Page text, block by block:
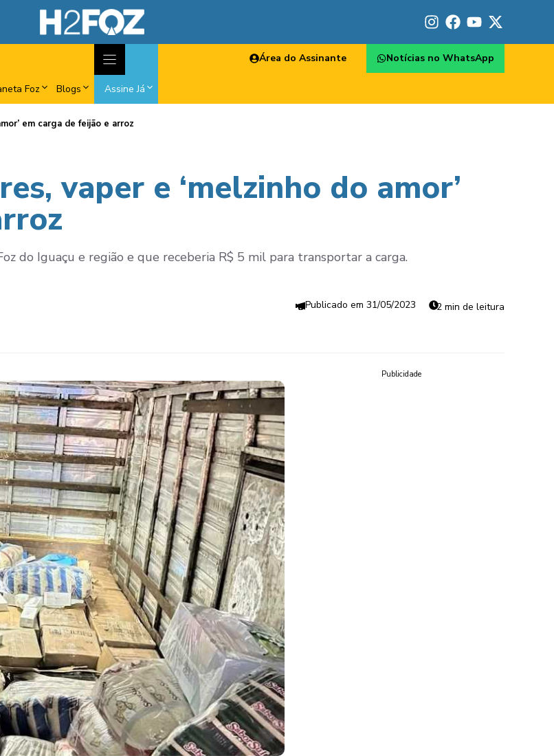
Foz Blogs Assine Já
Área do Assinante Notícias no WhatsApp
em carga de feijão e arroz
vaper e ‘melzinho do amor’
do Iguaçu e região e que receberia R$ 5 mil para transportar a carga.
31/05/2023 2 min de leitura
Publicidade